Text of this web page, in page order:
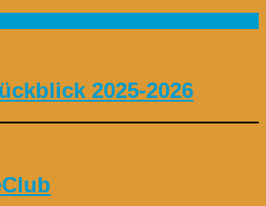
2025-2026